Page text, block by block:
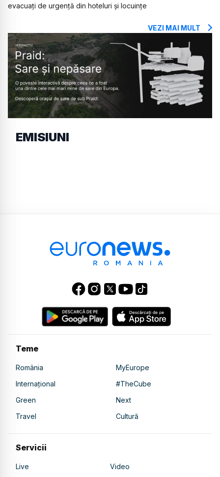
evacuați de urgență din hoteluri și locuințe
VEZI MAI MULT
EMISIUNI
Teme
România
MyEurope
Internațional
#TheCube
Green
Next
Travel
Cultură
Servicii
Live Video